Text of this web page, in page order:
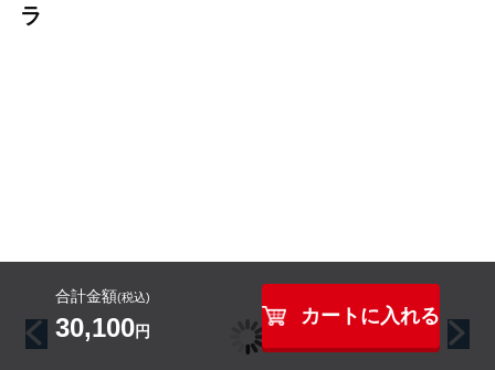
合計金額(税込)
30,100円
カートに入れる
ラ
18インチ
18インチ